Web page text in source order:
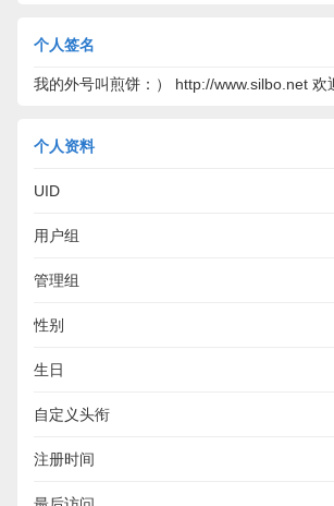
个人签名
我的外号叫煎饼：） http://www.silbo.net 欢
个人资料
UID
用户组
管理组
性别
生日
自定义头衔
注册时间